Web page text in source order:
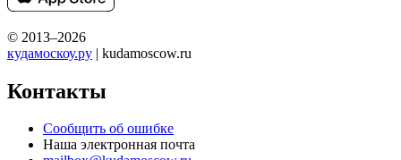
© 2013–2026
кудамоскоу.ру | kudamoscow.ru
Контакты
Сообщить об ошибке
Наша электронная почта